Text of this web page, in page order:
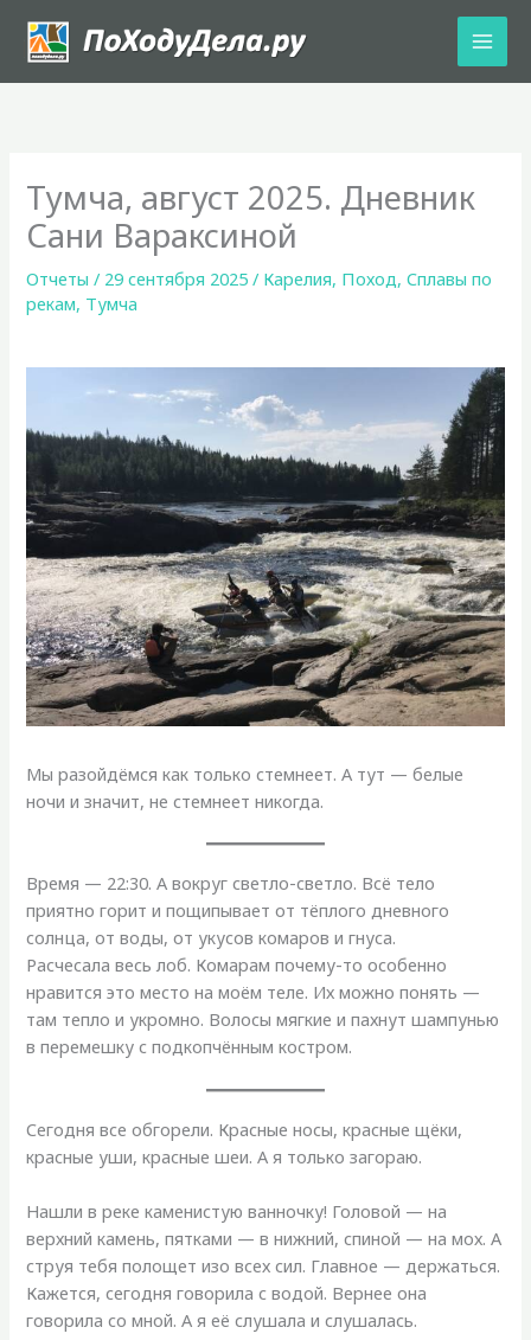
содержимому
Тумча, август 2025. Дневник
Сани Вараксиной
Отчеты / 29 сентября 2025/ Карелия, Поход,Сплавы по
рекам, Тумча
Мы разойдёмся как только стемнеет. А тут — белые
ночи и значит, не стемнеет никогда.
Время — 22:30. А вокруг светло-светло. Всё тело
приятно горит и пощипывает от тёплого дневного
солнца, от воды, от укусов комаров и гнуса.
Расчесала весь лоб. Комарам почему-то особенно
нравится это место на моём теле. Их можно понять —
там тепло и укромно. Волосы мягкие и пахнут шампунью
в перемешку с подкопчённым костром.
Сегодня все обгорели. Красные носы, красные щёки,
красные уши, красные шеи. А я только загораю.
Нашли в реке каменистую ванночку! Головой — на
верхний камень, пятками — в нижний, спиной — на мох. А
струя тебя полощет изо всех сил. Главное — держаться.
Кажется, сегодня говорила с водой. Вернее она
говорила со мной. А я её слушала и слушалась.